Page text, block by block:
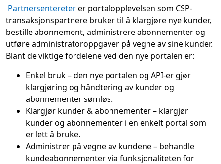
Partnersentereterer portalopplevelsen som CSP-
transaksjonspartnere bruker til å klargjøre nye kunder,
bestille abonnement, administrere abonnementer og
utføre administratoroppgaver på vegne av sine kunder.
Blant de viktige fordelene ved den nye portalen er:
Enkel bruk – den nye portalen og API-er gjør
klargjøring og håndtering av kunder og
abonnementer sømløs.
Klargjør kunder & abonnementer – klargjør
kunder og abonnementer i en enkelt portal som
er lett å bruke.
Administrer på vegne av kundene – behandle
kundeabonnementer via funksjonaliteten for